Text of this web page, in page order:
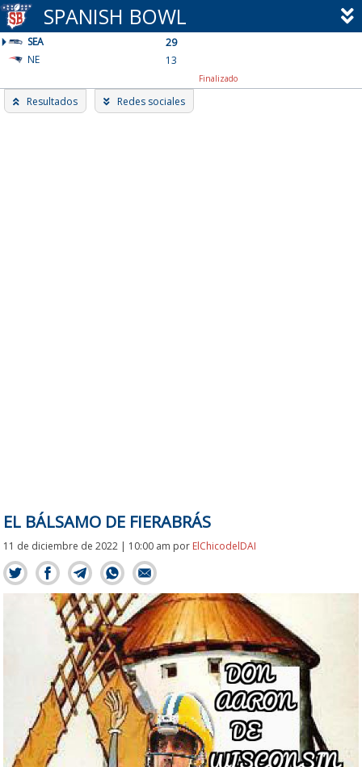
Skip
to
content
SPANISH BOWL
SEA
29
NE
13
Finalizado
Resultados Redes sociales
EL BÁLSAMO DE FIERABRÁS
11 de diciembre de 2022 | 10:00 am por ElChicodelDAI